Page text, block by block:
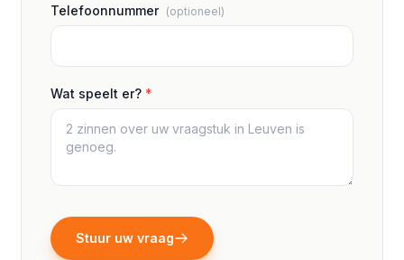
Telefoonnummer (optioneel)
Wat speelt er? *
Stuur uw vraag